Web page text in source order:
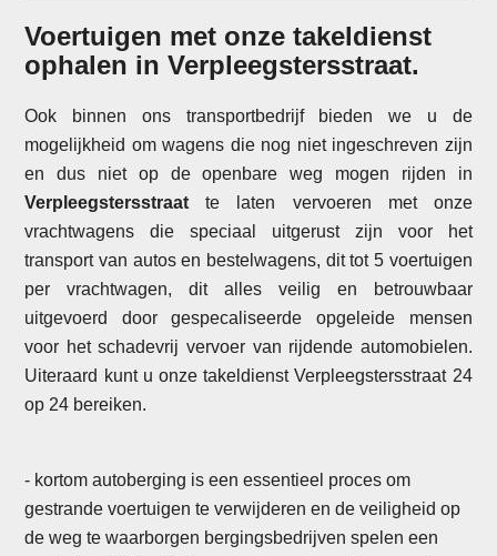
Voertuigen met onze takeldienst
ophalen inVerpleegstersstraat.
Ook binnen ons transportbedrijf bieden we u de
mogelijkheid om wagens die nog niet ingeschreven zijn
en dus niet op de openbare weg mogen rijden in
Verpleegstersstraat te laten vervoeren met onze
vrachtwagens die speciaal uitgerust zijn voor het
transport van autos en bestelwagens, dit tot 5 voertuigen
per vrachtwagen, dit alles veilig en betrouwbaar
uitgevoerd door gespecaliseerde opgeleide mensen
voor het schadevrij vervoer van rijdende automobielen.
Uiteraard kunt u onze takeldienst Verpleegstersstraat 24
op 24 bereiken.
- kortom autoberging is een essentieel proces om
gestrande voertuigen te verwijderen en de veiligheid op
de weg te waarborgen bergingsbedrijven spelen een